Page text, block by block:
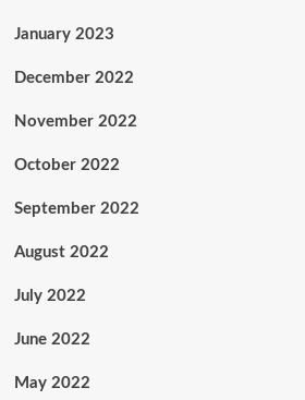
January 2023
December 2022
November 2022
October 2022
September 2022
August 2022
July 2022
June 2022
May 2022